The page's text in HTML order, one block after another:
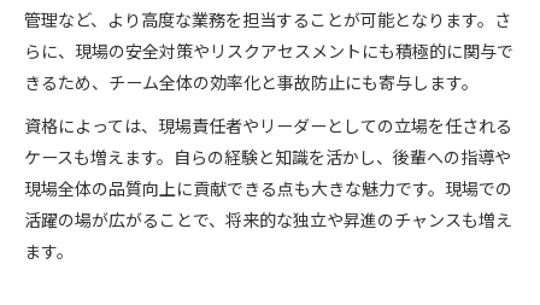
管理など、より高度な業務を担当することが可能となります。さ
らに、現場の安全対策やリスクアセスメントにも積極的に関与で
きるため、チーム全体の効率化と事故防止にも寄与します。
資格によっては、現場責任者やリーダーとしての立場を任される
ケースも増えます。自らの経験と知識を活かし、後輩への指導や
現場全体の品質向上に貢献できる点も大きな魅力です。現場での
活躍の場が広がることで、将来的な独立や昇進のチャンスも増え
ます。